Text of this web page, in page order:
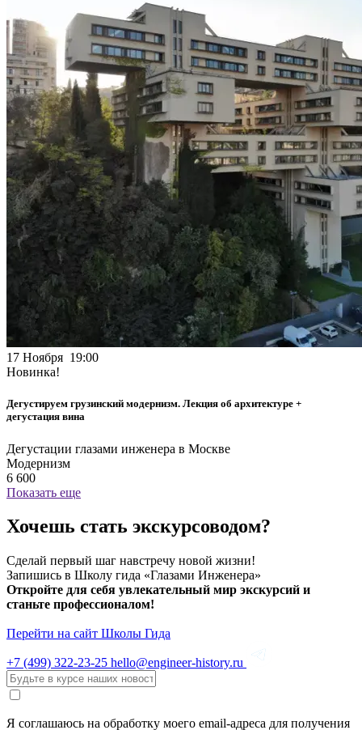
17 Ноября 19:00
Новинка!
Дегустируем грузинский модернизм. Лекция об архитектуре +
дегустация вина
Дегустации глазами инженера в Москве
Модернизм
6 600
Показать еще
Хочешь стать экскурсоводом?
Сделай первый шаг навстречу новой жизни!
Запишись в Школу гида «Глазами Инженера»
Откройте для себя увлекательный мир экскурсий и
станьте профессионалом!
Перейти на сайт Школы Гида
+7 (499) 322-23-25 hello@engineer-history.ru
Я соглашаюсь на обработку моего email-адреса для получения